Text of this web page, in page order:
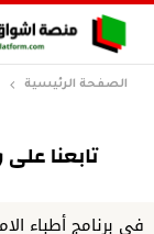
الصفحة الرئيسية
الامتياز